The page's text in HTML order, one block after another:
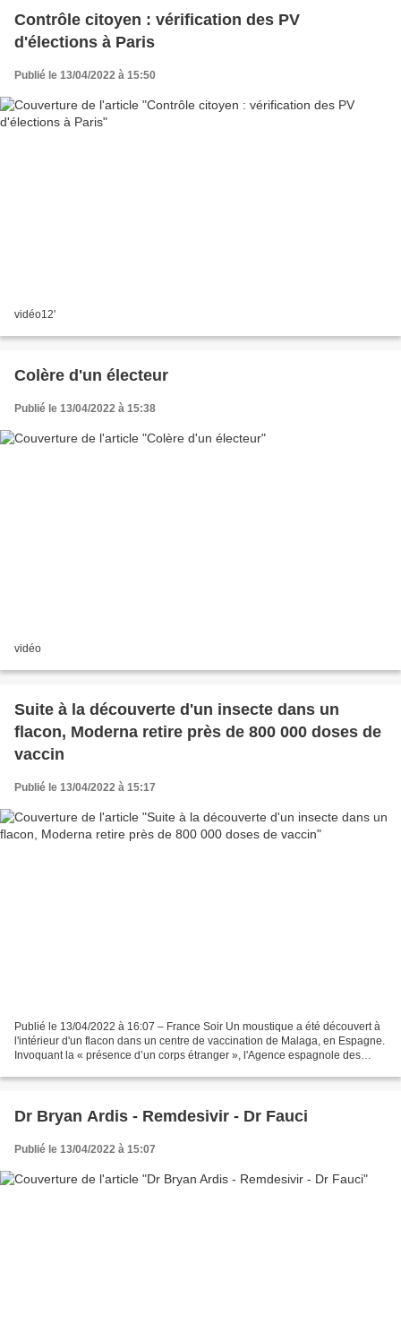
Contrôle citoyen : vérification des PV
d'élections à Paris
Publié le 13/04/2022 à 15:50
vidéo12'
Colère d'un électeur
Publié le 13/04/2022 à 15:38
vidéo
Suite à la découverte d'un insecte dans un
flacon, Moderna retire près de 800 000 doses de
vaccin
Publié le 13/04/2022 à 15:17
Publié le 13/04/2022 à 16:07 – France Soir Un moustique a été découvert à
l'intérieur d'un flacon dans un centre de vaccination de Malaga, en Espagne.
Invoquant la « présence d’un corps étranger », l'Agence espagnole des
Dr Bryan Ardis - Remdesivir - Dr Fauci
Publié le 13/04/2022 à 15:07